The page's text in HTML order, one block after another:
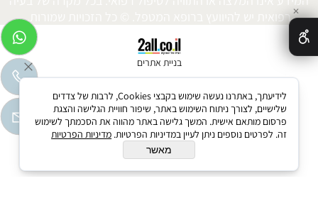
רפואית יש להיוועץ ברופא המטפל. © כל הזכויות שמורות.
בניית אתרים
✕
לידיעתך, באתרנו נעשה שימוש בקבצי Cookies, לרבות של צדדים
שלישיים, לצורך ניתוח השימוש באתר, שיפור חוויית הגלישה והצגת
פרסום מותאם אישית. המשך גלישה באתר מהווה את הסכמתך לשימוש
זה. לפרטים נוספים ניתן לעיין במדיניות הפרטיות. מדיניות הפרטיות
מאשר